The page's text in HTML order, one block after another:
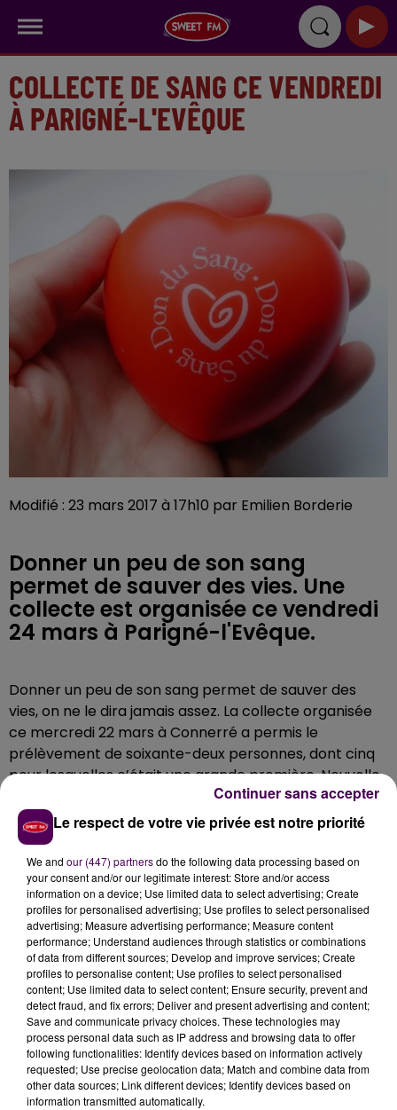
COLLECTE DE SANG CE VENDREDI
À PARIGNÉ-L'EVÊQUE
Modifié : 23 mars 2017 à 17h10 par Emilien Borderie
Donner un peu de son sang
permet de sauver des vies. Une
collecte est organisée ce vendredi
24 mars à Parigné-l'Evêque.
Donner un peu de son sang permet de sauver des
vies, on ne le dira jamais assez. La collecte organisée
ce mercredi 22 mars à Connerré a permis le
prélèvement de soixante-deux personnes, dont cinq
pour lesquelles c’était une grande première. Nouvelle
possibilité ce vendredi 24 mars, à Parigné-l’Evêque
cette fois : médecin, infirmiers et bénévoles nous
attendent de 14h30 à 19h30 au Foyer Loisirs.
À LA UNE
20h00
Le respect de votre vie privée est notre priorité
We and our (447) partnersdo the following data processing based on
your consent and/or our legitimate interest: Store and/or access
information on a device; Use limited data to select advertising; Create
profiles for personalised advertising; Use profiles to select personalised
advertising; Measure advertising performance; Measure content
performance; Understand audiences through statistics or combinations
of data from different sources; Develop and improve services; Create
profiles to personalise content; Use profiles to select personalised
content; Use limited data to select content; Ensure security, prevent and
detect fraud, and fix errors; Deliver and present advertising and content;
Save and communicate privacy choices. These technologies may
process personal data such as IP address and browsing data to offer
following functionalities: Identify devices based on information actively
requested; Use precise geolocation data; Match and combine data from
other data sources; Link different devices; Identify devices based on
information transmitted automatically.
Continuer sans accepter